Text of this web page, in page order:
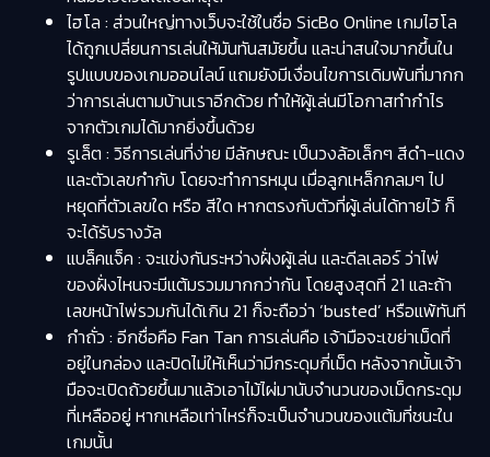
ไฮโล : ส่วนใหญ่ทางเว็บจะใช้ในชื่อ SicBo Online เกมไฮโล
ได้ถูกเปลี่ยนการเล่นให้มันทันสมัยขึ้น และน่าสนใจมากขึ้นใน
รูปแบบของเกมออนไลน์ แถมยังมีเงื่อนไขการเดิมพันที่มากก
ว่าการเล่นตามบ้านเราอีกด้วย ทำให้ผู้เล่นมีโอกาสทำกำไร
จากตัวเกมได้มากยิ่งขึ้นด้วย
รูเล็ต : วิธีการเล่นที่ง่าย มีลักษณะ เป็นวงล้อเล็กๆ สีดำ-แดง
และตัวเลขกำกับ โดยจะทำการหมุน เมื่อลูกเหล็กกลมๆ ไป
หยุดที่ตัวเลขใด หรือ สีใด หากตรงกับตัวที่ผู้เล่นได้ทายไว้ ก็
จะได้รับรางวัล
แบล็คแจ็ค : จะแข่งกันระหว่างฝั่งผู้เล่น และดีลเลอร์ ว่าไพ่
ของฝั่งไหนจะมีแต้มรวมมากกว่ากัน โดยสูงสุดที่ 21 และถ้า
เลขหน้าไพ่รวมกันได้เกิน 21 ก็จะถือว่า ‘busted’ หรือแพ้ทันที
กำถั่ว : อีกชื่อคือ Fan Tan การเล่นคือ เจ้ามือจะเขย่าเม็ดที่
อยู่ในกล่อง และปิดไม่ให้เห็นว่ามีกระดุมกี่เม็ด หลังจากนั้นเจ้า
มือจะเปิดถ้วยขึ้นมาแล้วเอาไม้ไผ่มานับจำนวนของเม็ดกระดุม
ที่เหลืออยู่ หากเหลือเท่าไหร่ก็จะเป็นจำนวนของแต้มที่ชนะใน
เกมนั้น